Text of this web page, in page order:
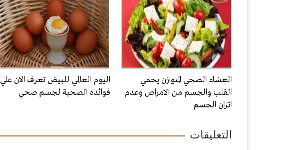
العشاء الصحي المتوازن يحمي
القلب والجسم من الامراض وعدم
اتزان الجسم
اليوم العالمي للبيض تعرف الان علي
فوائده الصحية لجسم صحي
التعليقات